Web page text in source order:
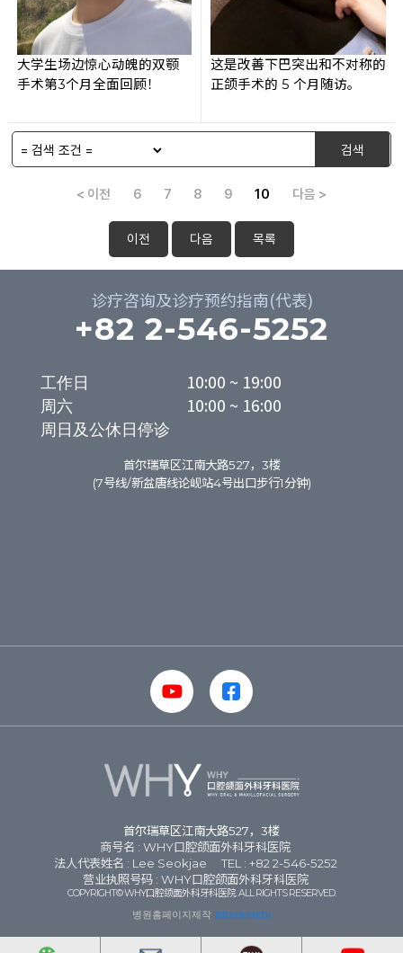
大学生场边惊心动魄的双颚
手术第3个月全面回顾！
这是改善下巴突出和不对称的
正颌手术的 5 个月随访。
검색
< 이전 6 7 8 9 10 다음 >
이전 다음 목록
诊疗咨询及诊疗预约指南(代表)
+82 2-546-5252
工作日
周六
周日及公休日停诊
10:00 ~ 19:00
10:00 ~ 16:00
首尔瑞草区江南大路527，3楼
(7号线/新盆唐线论岘站4号出口步行1分钟)
首尔瑞草区江南大路527，3楼
商号名 : WHY口腔颌面外科牙科医院
法人代表姓名 : Lee Seokjae
TEL : +82 2-546-5252
营业执照号码 : WHY口腔颌面外科牙科医院
COPYRIGHT© WHY口腔颌面外科牙科医院. ALL RIGHTS RESERVED.
병원홈페이지제작